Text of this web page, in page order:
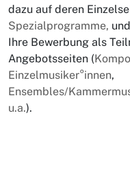
dazu auf deren
Spezialprogramme,
Ihre Bewerbung als
Angebotsseiten (
Einzelmusiker°innen,
Ensembles/
u.a.).